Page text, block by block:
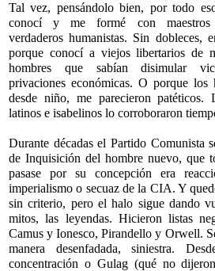
Tal vez, pensándolo bien, por todo
conocí y me formé con maestros
verdaderos humanistas. Sin dobleces,
porque conocí a viejos libertarios de
hombres que sabían disimular
privaciones económicas. O porque los
desde niño, me parecieron patéticos.
latinos e isabelinos lo corroboraron
Durante décadas el Partido Comunista
de Inquisición del hombre nuevo, que
pasase por su concepción era
imperialismo o secuaz de la CIA. Y
sin criterio, pero el halo sigue dando
mitos, las leyendas. Hicieron listas
Camus y Ionesco, Pirandello y Orwell.
manera desenfadada, siniestra.
concentración o Gulag (qué no